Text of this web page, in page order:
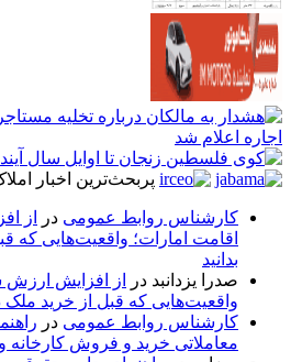
پربحث‌ترین اخبار
کارشناس روابط عمومی در
از
اقامت امارات؛ واقعیت‌هایی که
بدانید
صدرا یزدانبد در
از افزایش ارزش
واقعیت‌هایی که قبل از خرید ملک
کارشناس روابط عمومی در
معاملاتی خرید و فروش کارخانه